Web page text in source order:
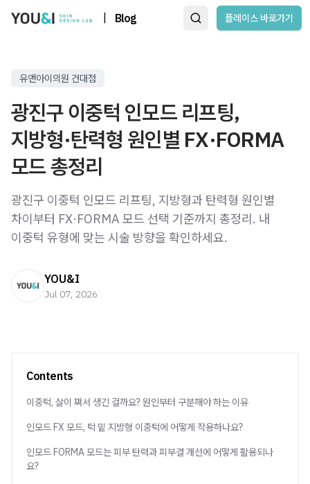
Blog 플레이스 바로가기
유앤아이의원 건대점
광진구 이중턱 인모드 리프팅,
지방형·탄력형 원인별 FX·FORMA
모드 총정리
광진구 이중턱 인모드 리프팅, 지방형과 탄력형 원인별
차이부터 FX·FORMA 모드 선택 기준까지 총정리. 내
이중턱 유형에 맞는 시술 방향을 확인하세요.
YOU&I
Jul 07, 2026
Contents
이중턱, 살이 쪄서 생긴 걸까요? 원인부터 구분해야 하는 이유
인모드 FX 모드, 턱 밑 지방형 이중턱에 어떻게 작용하나요?
인모드 FORMA 모드는 피부 탄력과 피부결 개선에 어떻게 활용되나
요?